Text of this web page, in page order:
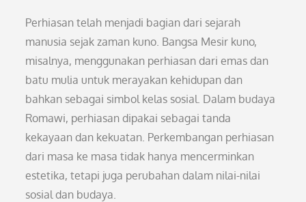
Perhiasan telah menjadi bagian dari sejarah
manusia sejak zaman kuno. Bangsa Mesir kuno,
misalnya, menggunakan perhiasan dari emas dan
batu mulia untuk merayakan kehidupan dan
bahkan sebagai simbol kelas sosial. Dalam budaya
Romawi, perhiasan dipakai sebagai tanda
kekayaan dan kekuatan. Perkembangan perhiasan
dari masa ke masa tidak hanya mencerminkan
estetika, tetapi juga perubahan dalam nilai-nilai
sosial dan budaya.